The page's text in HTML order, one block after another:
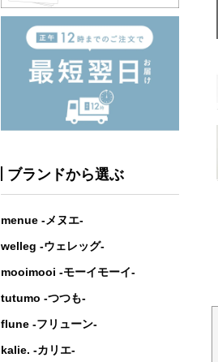
ブランドから選ぶ
menue -メヌエ-
welleg -ウェレッグ-
mooimooi -モーイモーイ-
tutumo -つつも-
flune -フリューン-
kalie. -カリエ-